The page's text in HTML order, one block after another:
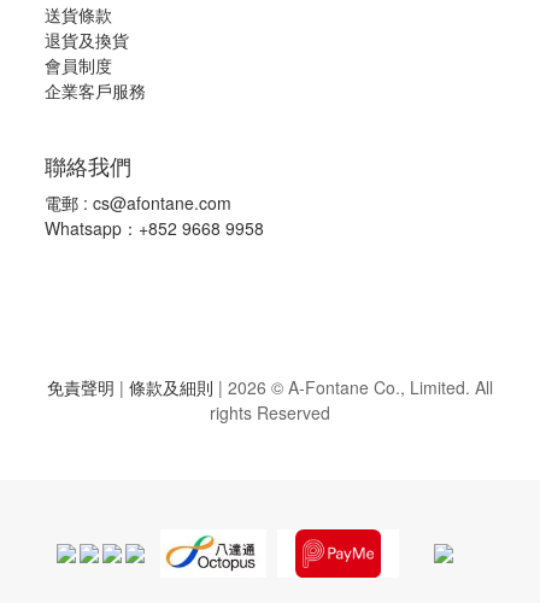
送貨條款
退貨及換貨
會員制度
企業客戶服務
聯絡我們
電郵 : cs@afontane.com
Whatsapp：+852 9668 9958
免責聲明 | 條款及細則 | 2026 © A-Fontane Co., Limited. All
rights Reserved